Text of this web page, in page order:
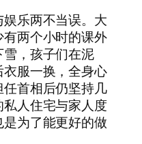
乐两不当误。大
两个小时的课外
，孩子们在泥
服一换，全身心
首相后仍坚持几
人住宅与家人度
为了能更好的做